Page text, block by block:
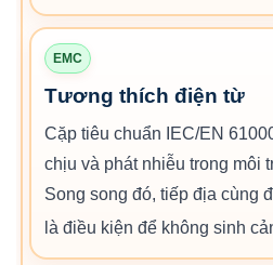
EMC
Tương thích điện từ
Cặp tiêu chuẩn IEC/EN
chịu và phát nhiễu trong môi
Song song đó, tiếp địa cùng
là điều kiện để không sinh